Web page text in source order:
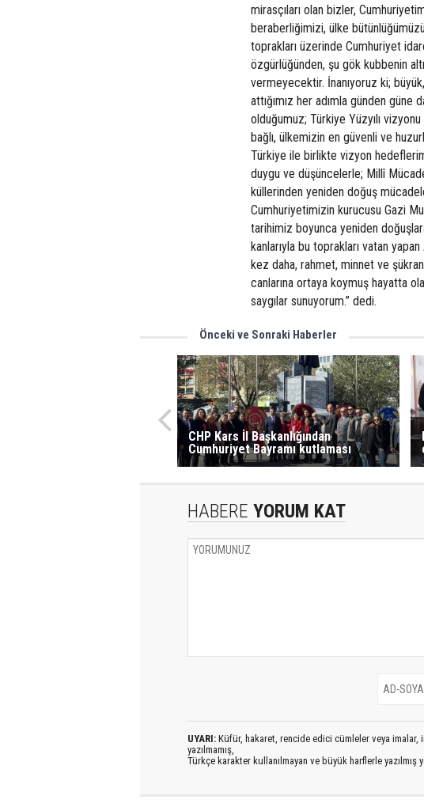
mirasçıları olan bizler,
beraberliğimizi, ülke
toprakları üzerinde Cumhuriyet
özgürlüğünden, şu gök kubbenin
vermeyecektir. İnanıyoruz ki;
attığımız her adımla günden
olduğumuz; Türkiye Yüzyılı
bağlı, ülkemizin en güvenli ve
Türkiye ile birlikte vizyon
duygu ve düşüncelerle; Millî
küllerinden yeniden doğuş
Cumhuriyetimizin kurucusu Gazi
tarihimiz boyunca yeniden
kanlarıyla bu toprakları vatan
kez daha, rahmet, minnet ve
canlarına ortaya koymuş hayatta
saygılar sunuyorum.” dedi.
Önceki ve Sonraki Haberler
CHP Kars İl Başkanlığından
Cumhuriyet Bayramı kutlaması
HABERE YORUM KAT
UYARI: Küfür, hakaret, rencide edici cümleler veya imalar,
yazılmamış,
Türkçe karakter kullanılmayan ve büyük harflerle yazılmış